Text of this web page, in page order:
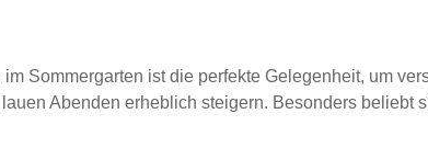
Sommergarten ist die perfekte Gelegenheit, um
Abenden erheblich steigern. Besonders